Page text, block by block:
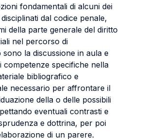
fondamentali di alcuni dei
dal codice penale,
della parte generale del diritto
nel percorso di
la discussione in aula e
competenze specifiche nella
bibliografico e
necessario per affrontare il
della o delle possibili
eventuali contrasti e
e dottrina, per poi
di un parere.